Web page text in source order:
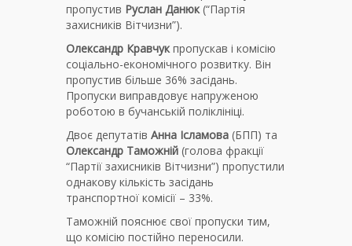
пропустив Руслан Данюк(“Партія
захисників Вітчизни”).
Олександр Кравчукпропускав і комісію
соціально-економічного розвитку. Він
пропустив більше 36% засідань.
Пропуски виправдовує напруженою
роботою в бучанській поліклініці.
Двоє депутатів Анна Ісламова (БПП) та
Олександр Таможній (голова фракції
“Партії захисників Вітчизни”) пропустили
однакову кількість засідань
транспортної комісії – 33%.
Таможній пояснює свої пропуски тим,
що комісію постійно переносили.